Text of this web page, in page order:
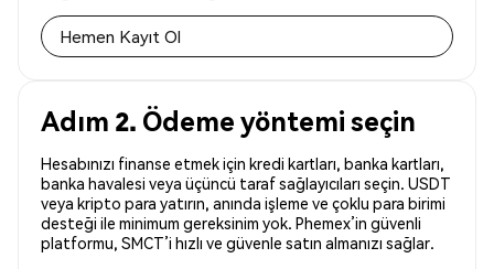
Hemen Kayıt Ol
Adım 2. Ödeme yöntemi seçin
Hesabınızı finanse etmek için kredi kartları, banka kartları,
banka havalesi veya üçüncü taraf sağlayıcıları seçin. USDT
veya kripto para yatırın, anında işleme ve çoklu para birimi
desteği ile minimum gereksinim yok. Phemex’in güvenli
platformu, SMCT’i hızlı ve güvenle satın almanızı sağlar.